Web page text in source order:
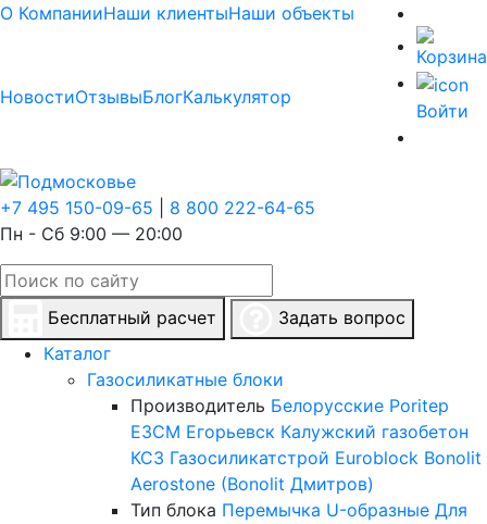
О КомпанииНаши клиентыНаши объекты
НовостиОтзывыБлогКалькулятор
Войти
+7 495 150-09-65
8 800 222-64-65
Пн - Сб 9:00 — 20:00
Бесплатный расчет
Задать вопрос
Каталог
Газосиликатные блоки
Производитель Белорусские Poritep
ЕЗСМ Егорьевск Калужский газобетон
КСЗ Газосиликатстрой Euroblock Bonolit
Aerostone (Bonolit Дмитров)
Тип блока Перемычка U-образные Для